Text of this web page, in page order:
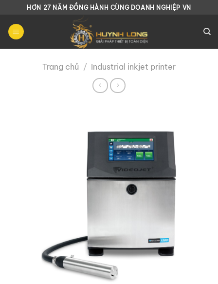
Chuyển
nội
dung
HƠN 27 NĂM ĐỒNG HÀNH CÙNG DOANH NGHIỆP VN
Trang chủ / Industrial inkjet printer